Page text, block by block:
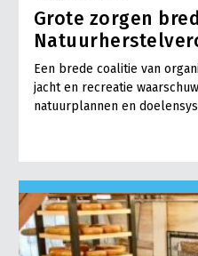
Grote zorgen
Een brede coalitie van
jacht en recreatie
natuurplannen en